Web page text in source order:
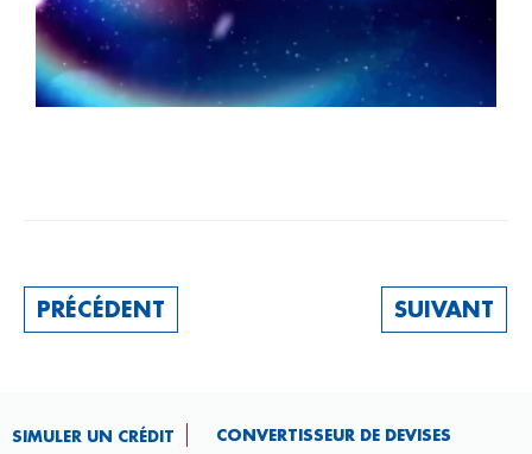
PRÉCÉDENT SUIVANT
SIMULER UN CRÉDIT CONVERTISSEUR DE DEVISES​